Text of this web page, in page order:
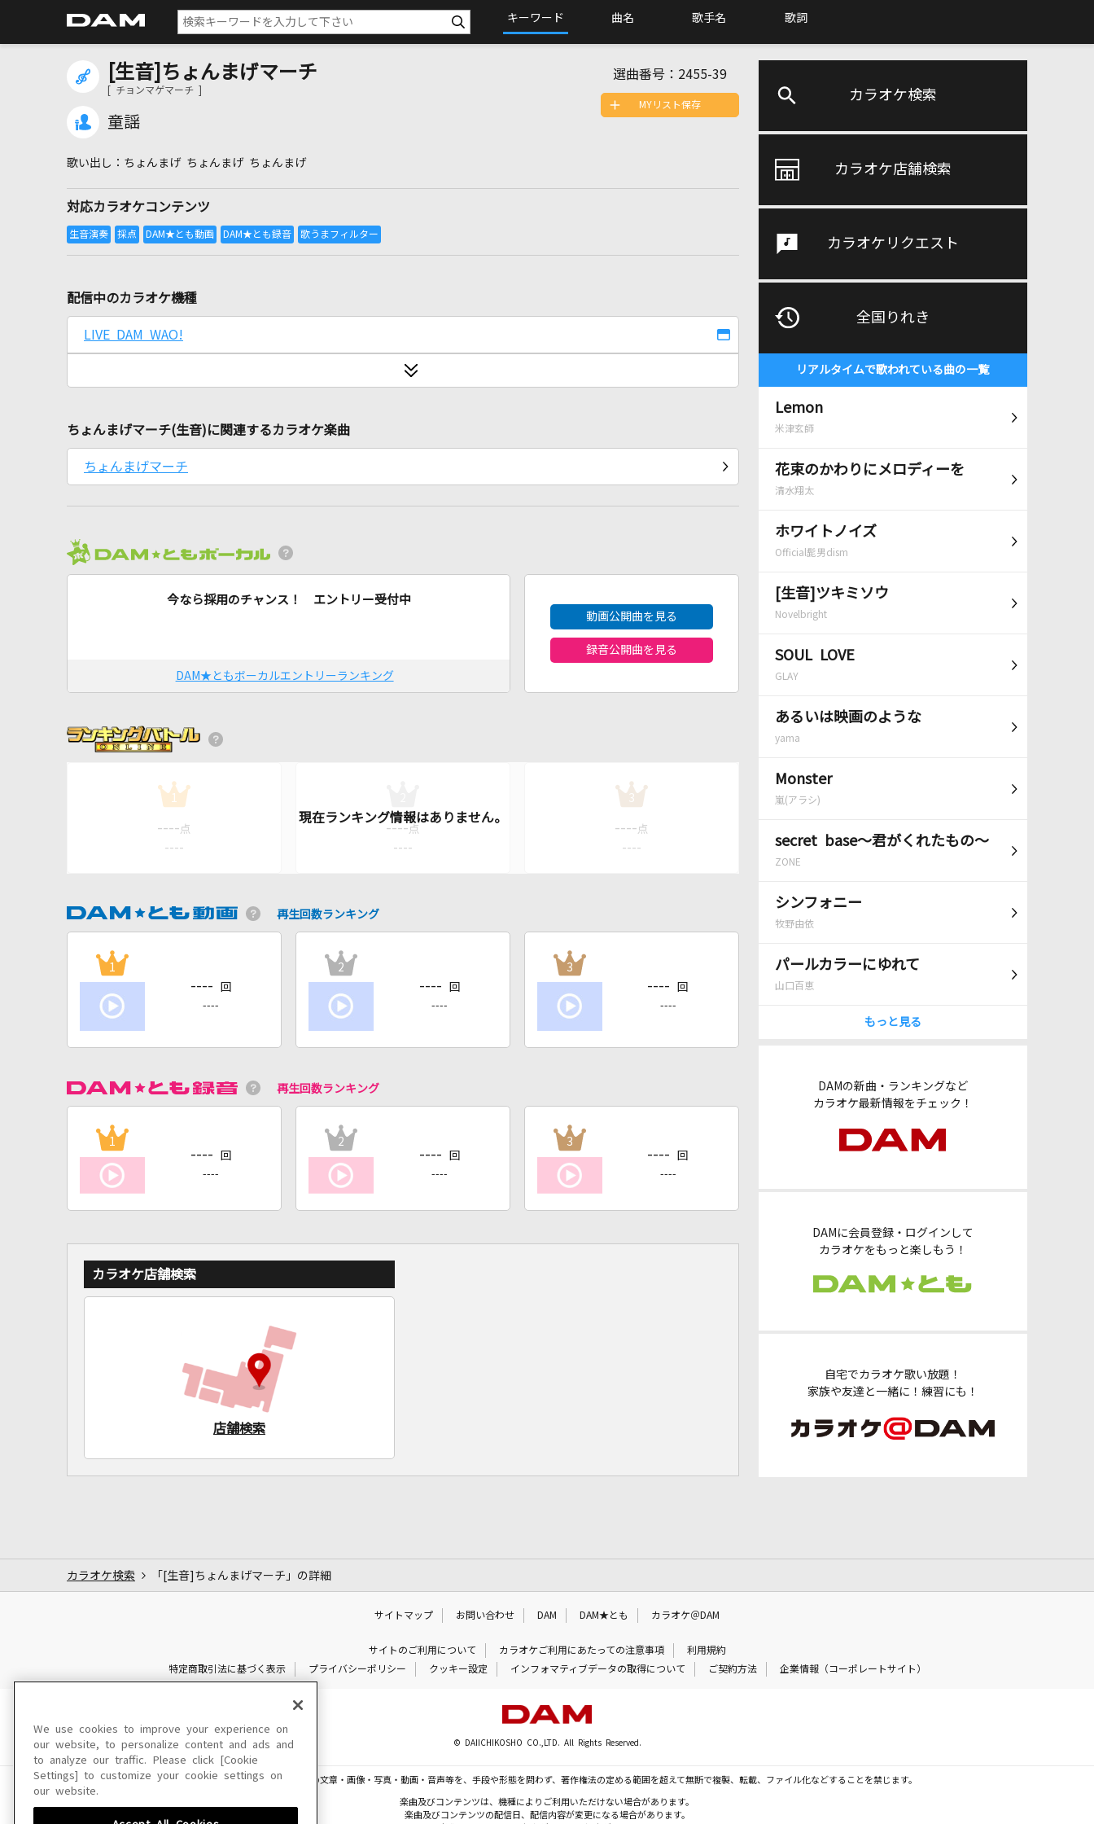
キーワード 曲名 歌手名 歌詞
カラオケ検索
カラオケ店舗検索
カラオケリクエスト
全国りれき
リアルタイムで歌われている曲の一覧
Lemon
米津玄師
花束のかわりにメロディーを
清水翔太
ホワイトノイズ
Official髭男dism
[生音]ツキミソウ
Novelbright
SOUL LOVE
GLAY
あるいは映画のような
yama
Monster
嵐(アラシ)
secret base～君がくれたもの～
ZONE
シンフォニー
牧野由依
パールカラーにゆれて
山口百恵
もっと見る
DAMの新曲・ランキングなど
カラオケ最新情報をチェック！
DAMに会員登録・ログインして
カラオケをもっと楽しもう！
自宅でカラオケ歌い放題！
家族や友達と一緒に！練習にも！
[生音]ちょんまげマーチ
[ チョンマゲマーチ ]
童謡
選曲番号： 2455-39
ちょんまげ ちょんまげ ちょんまげ
対応カラオケコンテンツ
MYリスト保存
配信中のカラオケ機種
LIVE DAM WAO!
ちょんまげマーチ(生音)に関連するカラオケ楽曲
ちょんまげマーチ
今なら採用のチャンス！ エントリー受付中
DAM★ともボーカルエントリーランキング
動画公開曲を見る
録音公開曲を見る
1
---- 点
----
---- 点
----
3
---- 点
----
再生回数ランキング
1
---- 回
----
2
---- 回
----
3
---- 回
----
再生回数ランキング
1
---- 回
----
2
---- 回
----
3
---- 回
----
カラオケ店舗検索
店舗検索
カラオケ検索 「[生音]ちょんまげマーチ」の詳細
サイトマップ お問い合わせ DAM DAM★とも カラオケ＠DAM
サイトのご利用について カラオケご利用にあたっての注意事項
利用規約
特定商取引法に基づく表示
プライバシーポリシー クッキー設定 インフォマティブデータの取得について ご契約方法 企業情報（コーポレートサイト）
© DAIICHIKOSHO CO.,LTD. All Rights Reserved.
このサイトに掲載されている一切の文章・画像・写真・動画・音声等を、手段や形態を問わず、著作権法の定める範囲を超えて無断で複製、転載、ファイル化などすることを禁じます。
楽曲及びコンテンツは、機種によりご利用いただけない場合があります。
楽曲及びコンテンツの配信日、配信内容が変更になる場合があります。
We use cookies to improve your experience on
our website, to personalize content and ads and
to analyze our traffic. Please click [Cookie
Settings] to customize your cookie settings on
our website.